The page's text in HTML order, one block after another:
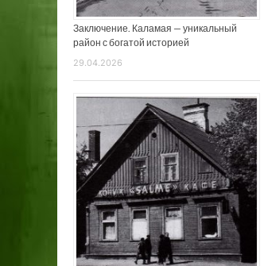
Заключение. Каламая — уникальный
район с богатой историей
29.04.2026